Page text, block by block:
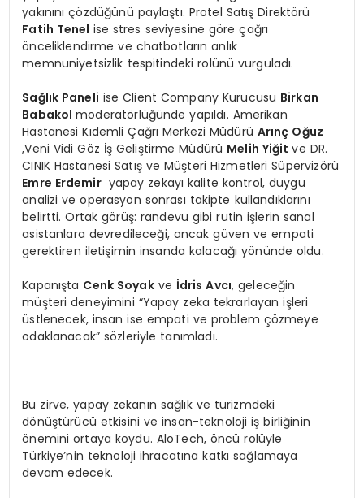
yakınını çözdüğünü paylaştı. Protel Satış Direktörü
Fatih Tenel ise stres seviyesine göre çağrı
önceliklendirme ve chatbotların anlık
memnuniyetsizlik tespitindeki rolünü vurguladı.
Sağlık Paneli ise Client Company Kurucusu Birkan
Babakolmoderatörlüğünde yapıldı. Amerikan
Hastanesi Kıdemli Çağrı Merkezi Müdürü Arınç Oğuz
,Veni Vidi Göz İş Geliştirme Müdürü Melih Yiğitve DR.
CINIK Hastanesi Satış ve Müşteri Hizmetleri Süpervizörü
Emre Erdemir yapay zekayı kalite kontrol, duygu
analizi ve operasyon sonrası takipte kullandıklarını
belirtti. Ortak görüş: randevu gibi rutin işlerin sanal
asistanlara devredileceği, ancak güven ve empati
gerektiren iletişimin insanda kalacağı yönünde oldu.
Kapanışta Cenk Soyakve İdris Avcı, geleceğin
müşteri deneyimini “Yapay zeka tekrarlayan işleri
üstlenecek, insan ise empati ve problem çözmeye
odaklanacak” sözleriyle tanımladı.
Bu zirve, yapay zekanın sağlık ve turizmdeki
dönüştürücü etkisini ve insan-teknoloji iş birliğinin
önemini ortaya koydu. AloTech, öncü rolüyle
Türkiye’nin teknoloji ihracatına katkı sağlamaya
devam edecek.